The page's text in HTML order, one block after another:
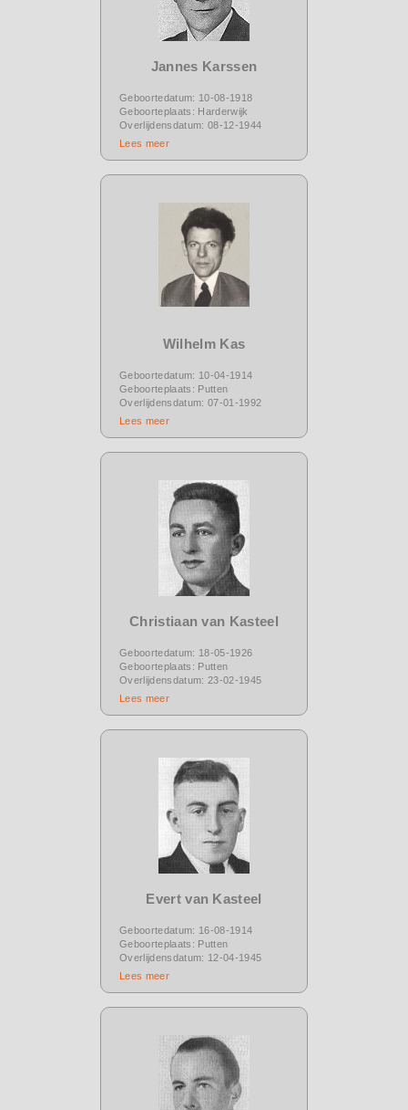
Jannes Karssen
Geboortedatum: 10-08-1918
Geboorteplaats: Harderwijk
Overlijdensdatum: 08-12-1944
Lees meer
Wilhelm Kas
Geboortedatum: 10-04-1914
Geboorteplaats: Putten
Overlijdensdatum: 07-01-1992
Lees meer
Christiaan van Kasteel
Geboortedatum: 18-05-1926
Geboorteplaats: Putten
Overlijdensdatum: 23-02-1945
Lees meer
Evert van Kasteel
Geboortedatum: 16-08-1914
Geboorteplaats: Putten
Overlijdensdatum: 12-04-1945
Lees meer